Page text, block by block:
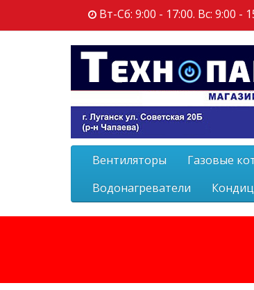
Вт-Сб: 9:00 - 17:00. Вс: 9:00 -
Вентиляторы Газовые
Водонагреватели